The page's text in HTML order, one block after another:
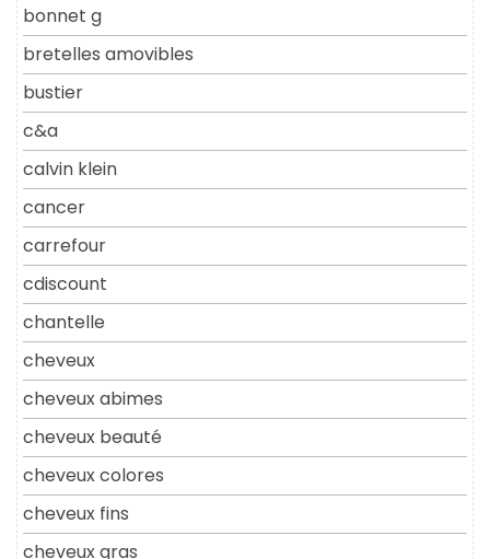
bonnet g
bretelles amovibles
bustier
c&a
calvin klein
cancer
carrefour
cdiscount
chantelle
cheveux
cheveux abimes
cheveux beauté
cheveux colores
cheveux fins
cheveux gras